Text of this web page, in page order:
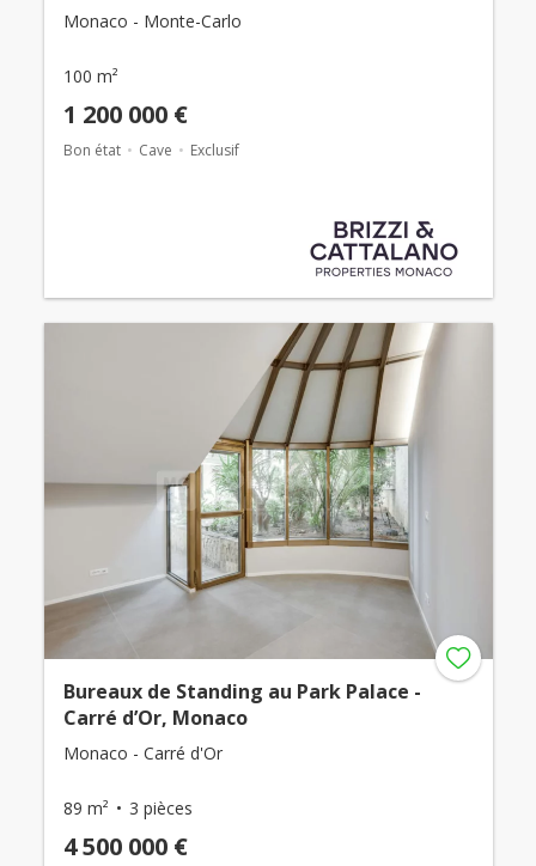
Monaco - Monte-Carlo
100 m²
1 200 000 €
Bon état Cave Exclusif
Bureaux de Standing au Park Palace -
Carré d’Or, Monaco
Monaco - Carré d'Or
89 m² 3 pièces
4 500 000 €